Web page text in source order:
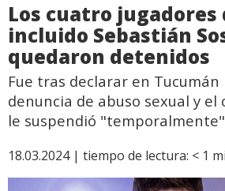
Los cuatro jugadores
incluido Sebastián
quedaron detenidos
Fue tras declarar en Tucumán
denuncia de abuso sexual y el
le suspendió
18.03.2024 | tiempo de lectura: < 1